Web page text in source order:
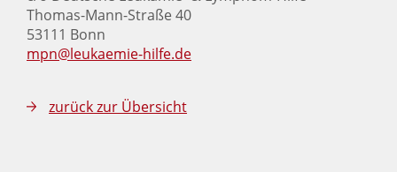
Thomas-Mann-Straße 40
53111 Bonn
mpn@leukaemie-hilfe.de
zurück zur Übersicht